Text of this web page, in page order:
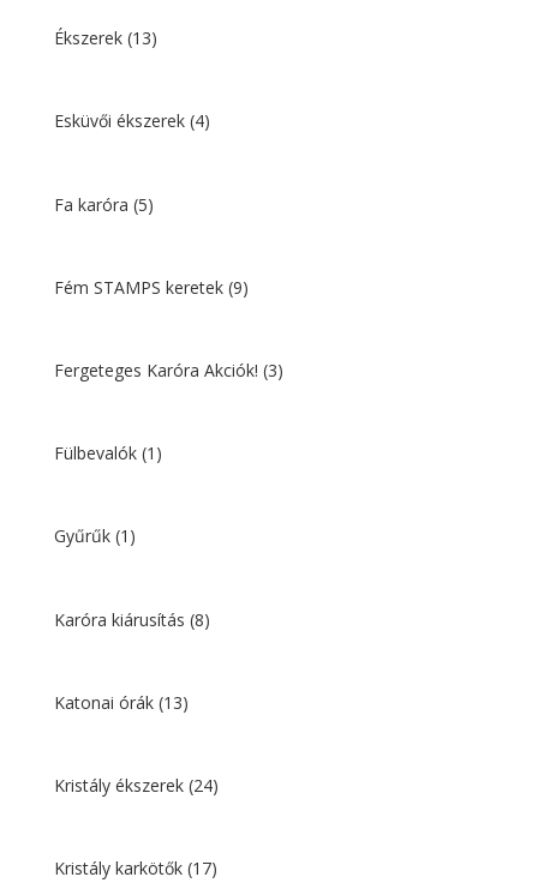
Ékszerek (13)
Esküvői ékszerek (4)
Fa karóra (5)
Fém STAMPS keretek (9)
Fergeteges Karóra Akciók! (3)
Fülbevalók (1)
Gyűrűk (1)
Karóra kiárusítás (8)
Katonai órák (13)
Kristály ékszerek (24)
Kristály karkötők (17)